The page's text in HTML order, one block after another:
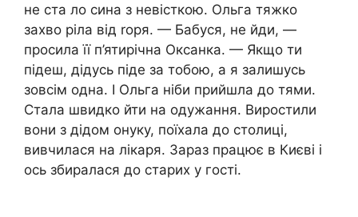
не ста ло сина з невісткою. Ольга тяжко
захво ріла від rоря. — Бабуся, не йди, —
просила її п’ятирічна Оксанка. — Якщо ти
підеш, дідусь піде за тобою, а я залишусь
зовсім одна. І Ольга ніби прийшла до тями.
Стала швидко йти на одужання. Виростили
вони з дідом онуку, поїхала до столиці,
вивчилася на лікаря. Зараз працює в Києві і
ось збиралася до старих у гості.